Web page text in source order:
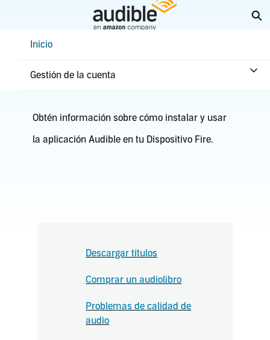
principalInicio
Gestión de la cuenta
Dispositivo Fire
Obtén información sobre cómo instalar y usar
la aplicación Audible en tu Dispositivo Fire.
Descargar títulos
Comprar un audiolibro
Problemas de calidad de
audio